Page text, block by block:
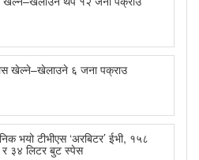
खेल्ने–खेलाउने ६ जना पक्राउ
भयो टीभीएस ‘अरबिटर’ ईभी, १५८
र ३४ लिटर बुट स्पेस